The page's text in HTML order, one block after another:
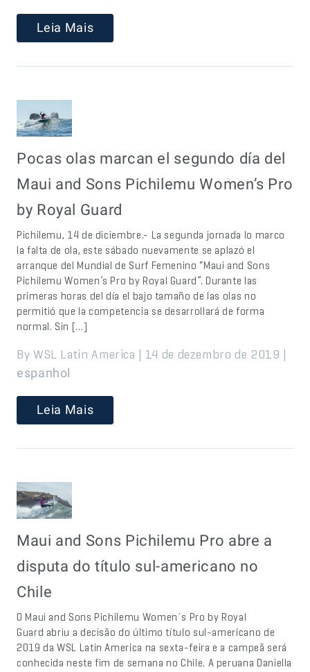
Leia Mais
Pocas olas marcan el segundo día del
Maui and Sons Pichilemu Women’s Pro
by Royal Guard
Pichilemu, 14 de diciembre.- La segunda jornada lo marco
la falta de ola, este sábado nuevamente se aplazó el
arranque del Mundial de Surf Femenino “Maui and Sons
Pichilemu Women’s Pro by Royal Guard”. Durante las
primeras horas del día el bajo tamaño de las olas no
permitió que la competencia se desarrollará de forma
normal. Sin […]
By WSL Latin America | 14 de dezembro de 2019 |
espanhol
Leia Mais
Maui and Sons Pichilemu Pro abre a
disputa do título sul-americano no
Chile
O Maui and Sons Pichilemu Women´s Pro by Royal
Guard abriu a decisão do último título sul-americano de
2019 da WSL Latin America na sexta-feira e a campeã será
conhecida neste fim de semana no Chile. A peruana Daniella